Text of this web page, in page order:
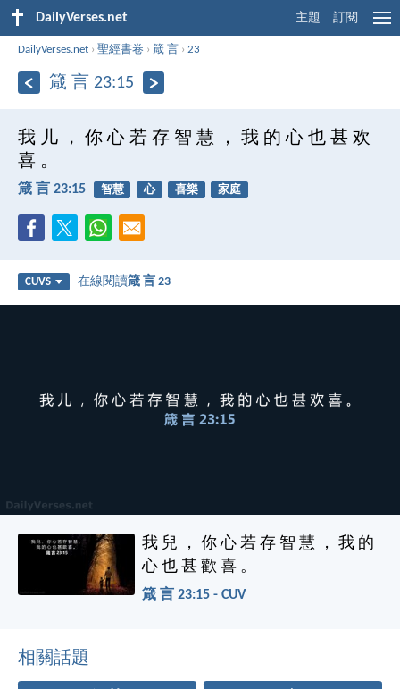
DailyVerses.net 主題 訂閱
DailyVerses.net ›聖經書卷 ›箴 言 ›23
箴 言 23:15
我 儿 ， 你 心 若 存 智 慧 ， 我 的 心 也 甚 欢
喜 。
箴 言 23:15 智慧 心 喜樂 家庭
CUVS 在線閱讀箴 言 23
我 兒 ， 你 心 若 存 智 慧 ， 我 的
心 也 甚 歡 喜 。
箴 言 23:15 - CUV
相關話題